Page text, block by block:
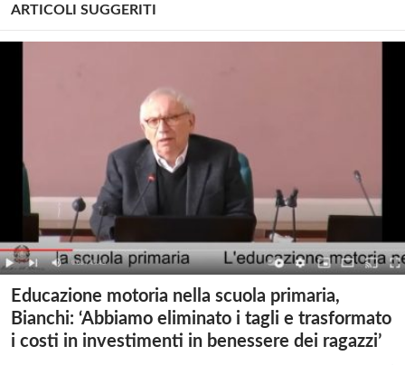
ARTICOLI SUGGERITI
Educazione motoria nella scuola primaria,
Bianchi: ‘Abbiamo eliminato i tagli e trasformato
i costi in investimenti in benessere dei ragazzi’